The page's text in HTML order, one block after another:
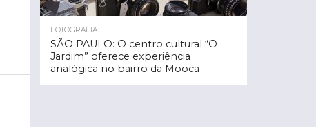
FOTOGRAFIA
SÃO PAULO: O centro cultural “O
Jardim” oferece experiência
analógica no bairro da Mooca